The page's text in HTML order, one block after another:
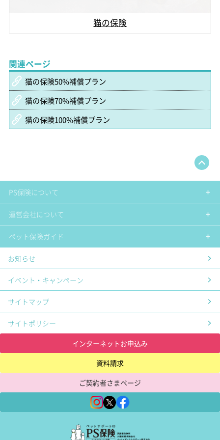
猫の保険
関連ページ
猫の保険50%補償プラン
猫の保険70%補償プラン
猫の保険100%補償プラン
PS保険について
運営会社について
ペット保険ガイド
お知らせ
イベント・キャンペーン
サイトマップ
サイトポリシー
インターネットお申込み
資料請求
ご契約者さまページ